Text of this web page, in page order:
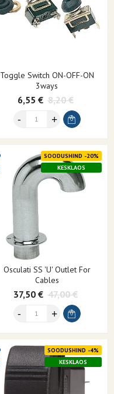
Toggle Switch ON-OFF-ON
3ways
6,55 € 8,20 €
SOODUSHIND -20%
KESKLAOS
Osculati SS 'U' Outlet For
Cables
37,50 € 47,00 €
SOODUSHIND -4%
KESKLAOS